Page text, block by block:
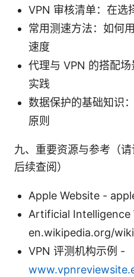
VPN 审核清单：在选
常用测速方法：如何
速度
代理与 VPN 的搭配
实践
数据保护的基础知识
原则
九、重要资源与参考（
后续查阅）
Apple Website -
Artificial Intelligence
en.wikipedia.org/
VPN 评测机构示例 -